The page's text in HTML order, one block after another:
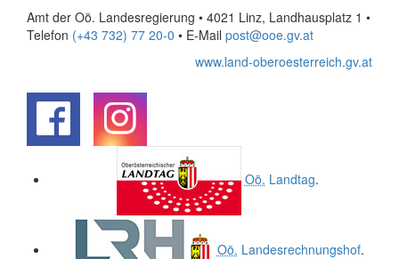
Amt der Oö. Landesregierung • 4021 Linz, Landhausplatz 1 •
Telefon (+43 732) 77 20-0 • E-Mail post@ooe.gv.at
www.land-oberoesterreich.gv.at
Oö. Landtag.
Oö. Landesrechnungshof.